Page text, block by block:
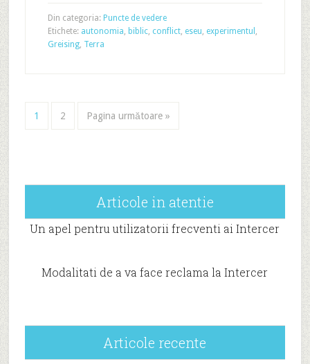
Din categoria: Puncte de vedere
Etichete: autonomia, biblic, conflict, eseu, experimentul ,
Greising, Terra
1 2 Pagina următoare »
Articole in atentie
Un apel pentru utilizatorii frecventi ai Intercer
Modalitati de a va face reclama la Intercer
Articole recente